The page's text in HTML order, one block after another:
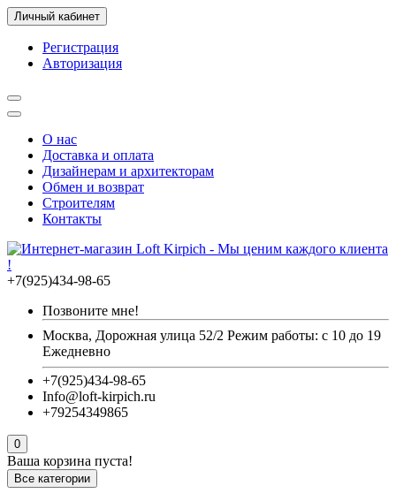
Личный кабинет
Регистрация
Авторизация
О нас
Доставка и оплата
Дизайнерам и архитекторам
Обмен и возврат
Строителям
Контакты
+7(925)434-98-65
Позвоните мне!
Москва, Дорожная улица 52/2 Режим работы: с 10 до 19
Ежедневно
+7(925)434-98-65
Info@loft-kirpich.ru
+79254349865
0
Ваша корзина пуста!
Все категории